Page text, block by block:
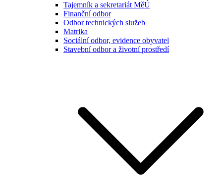
Tajemník a sekretariát MěÚ
Finanční odbor
Odbor technických služeb
Matrika
Sociální odbor, evidence obyvatel
Stavební odbor a životní prostředí